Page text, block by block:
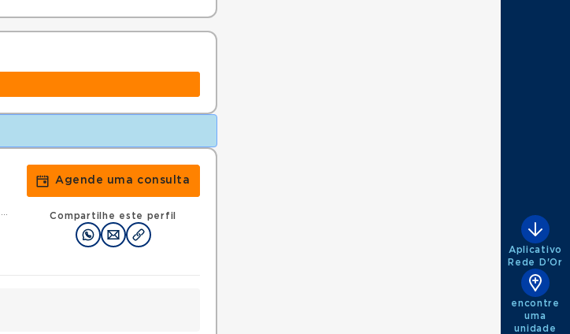
Agende uma consulta
Compartilhe este perfil
Aplicativo
Rede D'Or
encontre
uma
unidade